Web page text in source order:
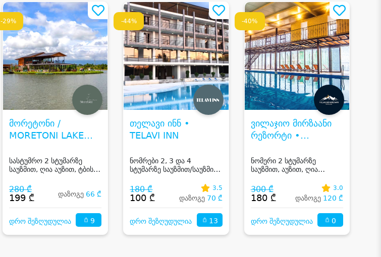
-29%
მორეტონი /
MORETONI LAKE
სასტუმრო 2 სტუმარზე
საუზმით, ღია აუზით, ტბის
280 ₾
199 ₾ დაზოგე 66 ₾
დრო შეზღუდულია 9
-44%
თელავი ინნ •
TELAVI INN
ნომრები 2, 3 და 4
სტუმარზე საუზმით/საუზმის
კახეთში!
180 ₾
100 ₾
3.5
დაზოგე 70 ₾
დრო შეზღუდულია 13
-40%
ვილაჯიო მირზაანი
რეზორტი •
MIRZAANI RESORT
ნომერი 2 სტუმარზე
საუზმით, აუზით, ღია
კახეთში
300 ₾
180 ₾
3.0
დაზოგე 120 ₾
დრო შეზღუდულია 0